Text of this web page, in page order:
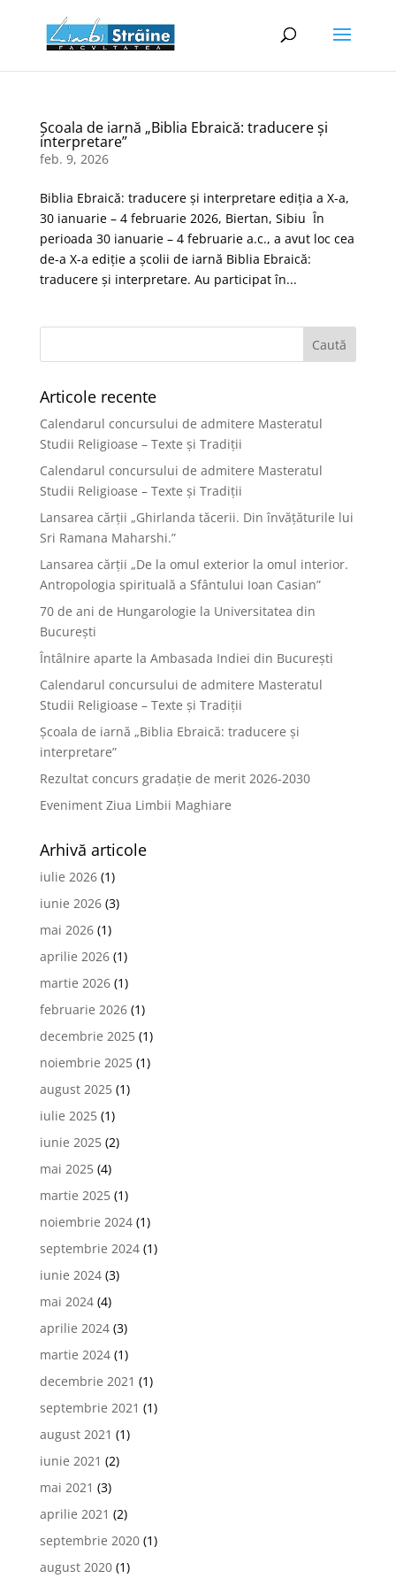
Școala de iarnă „Biblia Ebraică: traducere și
interpretare”
feb. 9, 2026
Biblia Ebraică: traducere și interpretare ediția a X-a,
30 ianuarie – 4 februarie 2026, Biertan, Sibiu În
perioada 30 ianuarie – 4 februarie a.c., a avut loc cea
de-a X-a ediție a școlii de iarnă Biblia Ebraică:
traducere şi interpretare. Au participat în...
Articole recente
Calendarul concursului de admitere Masteratul
Studii Religioase – Texte și Tradiții
Calendarul concursului de admitere Masteratul
Studii Religioase – Texte și Tradiții
Lansarea cărții „Ghirlanda tăcerii. Din învățăturile lui
Sri Ramana Maharshi.”
Lansarea cărții „De la omul exterior la omul interior.
Antropologia spirituală a Sfântului Ioan Casian”
70 de ani de Hungarologie la Universitatea din
București
Întâlnire aparte la Ambasada Indiei din București
Calendarul concursului de admitere Masteratul
Studii Religioase – Texte și Tradiții
Școala de iarnă „Biblia Ebraică: traducere și
interpretare”
Rezultat concurs gradație de merit 2026-2030
Eveniment Ziua Limbii Maghiare
Arhivă articole
iulie 2026(1)
iunie 2026(3)
mai 2026(1)
aprilie 2026(1)
martie 2026(1)
februarie 2026(1)
decembrie 2025(1)
noiembrie 2025(1)
august 2025(1)
iulie 2025(1)
iunie 2025(2)
mai 2025(4)
martie 2025(1)
noiembrie 2024(1)
septembrie 2024(1)
iunie 2024(3)
mai 2024(4)
aprilie 2024(3)
martie 2024(1)
decembrie 2021 (1)
septembrie 2021 (1)
august 2021 (1)
iunie 2021 (2)
mai 2021 (3)
aprilie 2021 (2)
septembrie 2020(1)
august 2020(1)